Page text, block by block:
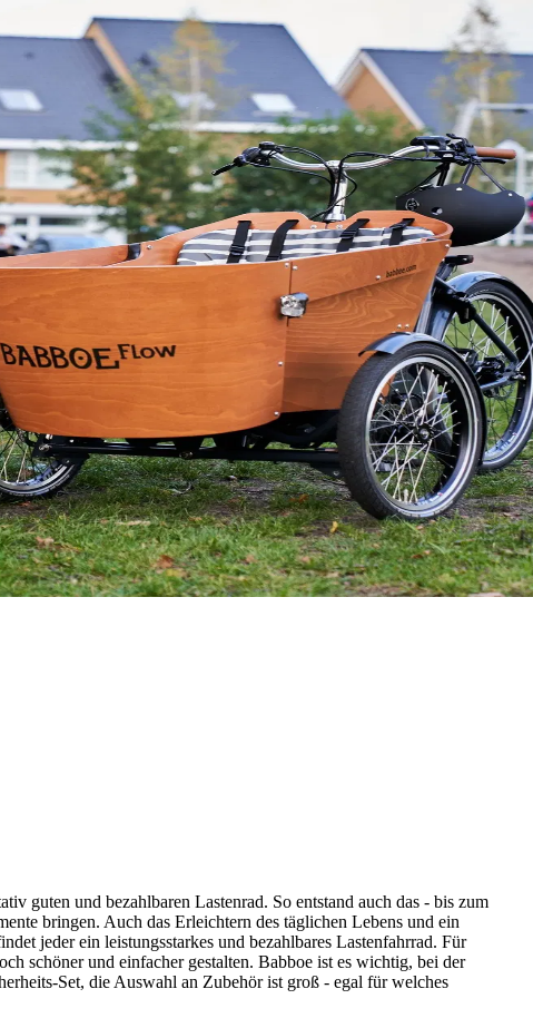
guten und bezahlbaren Lastenrad. So entstand auch das - bis zum
bringen. Auch das Erleichtern des täglichen Lebens und ein
jeder ein leistungsstarkes und bezahlbares Lastenfahrrad. Für
schöner und einfacher gestalten. Babboe ist es wichtig, bei der
Set, die Auswahl an Zubehör ist groß - egal für welches